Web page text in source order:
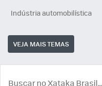
Indústria automobilística
VEJA MAIS TEMAS